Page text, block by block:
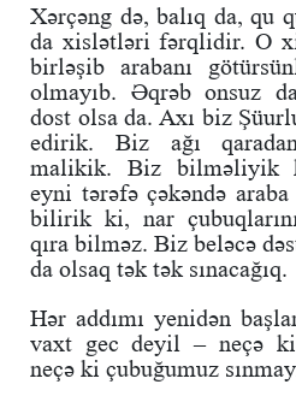
Xərçəng də, balıq da, qu
da xislətləri fərqlidir. O
birləşib arabanı
olmayıb. Əqrəb onsuz da
dost olsa da. Axı biz
edirik. Biz ağı
malikik. Biz bilməliyik
eyni tərəfə çəkəndə
bilirik ki, nar
qıra bilməz. Biz beləcə
da olsaq tək tək sınacağıq.
Hər addımı yenidən
vaxt gec deyil – neçə ki
neçə ki çubuğumuz